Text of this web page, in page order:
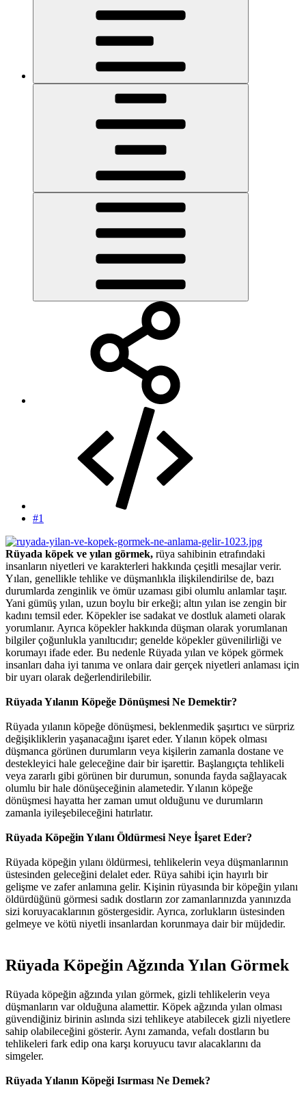
#1
Rüyada köpek ve yılan görmek, rüya sahibinin etrafındaki
insanların niyetleri ve karakterleri hakkında çeşitli mesajlar verir.
Yılan, genellikle tehlike ve düşmanlıkla ilişkilendirilse de, bazı
durumlarda zenginlik ve ömür uzaması gibi olumlu anlamlar taşır.
Yani gümüş yılan, uzun boylu bir erkeği; altın yılan ise zengin bir
kadını temsil eder. Köpekler ise sadakat ve dostluk alameti olarak
yorumlanır. Ayrıca köpekler hakkında düşman olarak yorumlanan
bilgiler çoğunlukla yanıltıcıdır; genelde köpekler güvenilirliği ve
korumayı ifade eder. Bu nedenle Rüyada yılan ve köpek görmek
insanları daha iyi tanıma ve onlara dair gerçek niyetleri anlaması için
bir uyarı olarak değerlendirilebilir.
Rüyada Yılanın Köpeğe Dönüşmesi Ne Demektir?
Rüyada yılanın köpeğe dönüşmesi, beklenmedik şaşırtıcı ve sürpriz
değişikliklerin yaşanacağını işaret eder. Yılanın köpek olması
düşmanca görünen durumların veya kişilerin zamanla dostane ve
destekleyici hale geleceğine dair bir işarettir. Başlangıçta tehlikeli
veya zararlı gibi görünen bir durumun, sonunda fayda sağlayacak
olumlu bir hale dönüşeceğinin alametedir. Yılanın köpeğe
dönüşmesi hayatta her zaman umut olduğunu ve durumların
zamanla iyileşebileceğini hatırlatır.
Rüyada Köpeğin Yılanı Öldürmesi Neye İşaret Eder?
Rüyada köpeğin yılanı öldürmesi, tehlikelerin veya düşmanlarının
üstesinden geleceğini delalet eder. Rüya sahibi için hayırlı bir
gelişme ve zafer anlamına gelir. Kişinin rüyasında bir köpeğin yılanı
öldürdüğünü görmesi sadık dostların zor zamanlarınızda yanınızda
sizi koruyacaklarının göstergesidir. Ayrıca, zorlukların üstesinden
gelmeye ve kötü niyetli insanlardan korunmaya dair bir müjdedir.
Rüyada Köpeğin Ağzında Yılan Görmek​
Rüyada köpeğin ağzında yılan görmek, gizli tehlikelerin veya
düşmanların var olduğuna alamettir. Köpek ağzında yılan olması
güvendiğiniz birinin aslında sizi tehlikeye atabilecek gizli niyetlere
sahip olabileceğini gösterir. Aynı zamanda, vefalı dostların bu
tehlikeleri fark edip ona karşı koruyucu tavır alacaklarını da
simgeler.
Rüyada Yılanın Köpeği Isırması Ne Demek?